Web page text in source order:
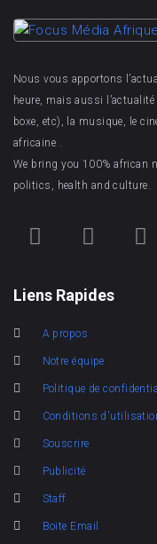
Nous vous apportons
heure, mais aussi
boxe, etc), la musique, le
africaine .
We bring you 100% african
politics, health and culture.
Liens Rapides
A propos
Notre équipe
Politique de
Conditions
Souscrire
Publicité
Staff
Boite Email